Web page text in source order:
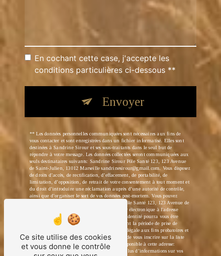
En cochant cette case, j'accepte les
conditions particulières ci-dessous **
Envoyer
** Les données personnelles communiquées sont nécessaires aux fins de
vous contacter et sont enregistrées dans un fichier informatisé. Elles sont
destinées à Sandrine Sirour et ses sous-traitants dans le seul but de
répondre à votre message. Les données collectées seront communiquées aux
seuls destinataires suivants: Sandrine Sirour Pôle Santé 123, 123 Avenue
de Saint-Julien, 13012 Marseille sandrinesirour@gmail.com. Vous disposez
de droits d’accès, de rectification, d’effacement, de portabilité, de
limitation, d’opposition, de retrait de votre consentement à tout moment et
du droit d’introduire une réclamation auprès d’une autorité de contrôle,
ainsi que d’organiser le sort de vos données post-mortem. Vous pouvez
exercer ces droits par voie postale à l'adresse Pôle Santé 123, 123 Avenue de
Saint-Julien, 13012 Marseille ou par courrier électronique à l'adresse
sandrinesirour@gmail.com. Un justificatif d'identité pourra vous être
demandé. Nous conservons vos données pendant la période de prise de
contact puis pendant la durée de prescription légale aux fins probatoires et
de gestion des contentieux. Vous avez le droit de vous inscrire sur la liste
d'opposition au démarchage téléphonique, disponible à cette adresse:
Bloctel.gouv.fr . Consultez le site cnil.fr pour plus d’informations sur vos
Ce site utilise des cookies
et vous donne le contrôle